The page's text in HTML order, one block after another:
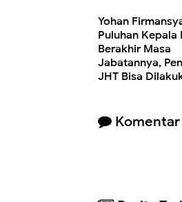
Yohan
Puluhan Kepala
Berakhir Masa
Jabatannya,
JHT Bisa
Komentar